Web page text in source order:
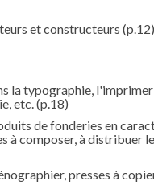
et constructeurs (p.12)
la typographie,
etc. (p.18)
de fonderies en
à composer, à distribuer
presses à